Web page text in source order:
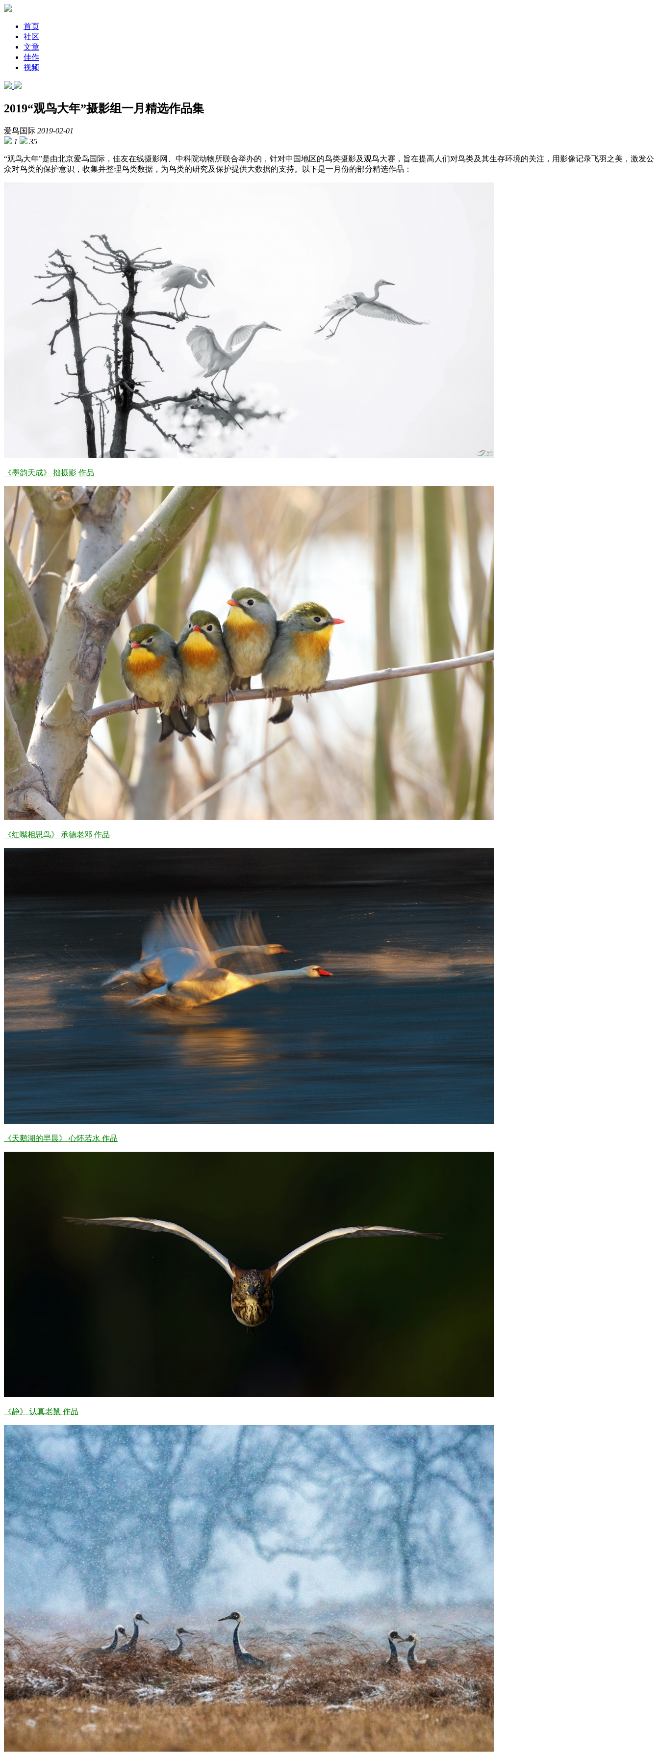
首页
社区
文章
佳作
视频
2019“观鸟大年”摄影组一月精选作品集
爱鸟国际 2019-02-01
1
35
“观鸟大年”是由北京爱鸟国际，佳友在线摄影网、中科院动物所联合举办的，针对中国地区的鸟类摄影及观鸟大赛，旨在提高人们对鸟类及其生存环境的关注，用影像记录飞羽之美，激发公
众对鸟类的保护意识，收集并整理鸟类数据，为鸟类的研究及保护提供大数据的支持。以下是一月份的部分精选作品：
《墨韵天成》 拙摄影 作品
《红嘴相思鸟》 承德老邓 作品
《天鹅湖的早晨》 心怀若水 作品
《静》 认真老鼠 作品